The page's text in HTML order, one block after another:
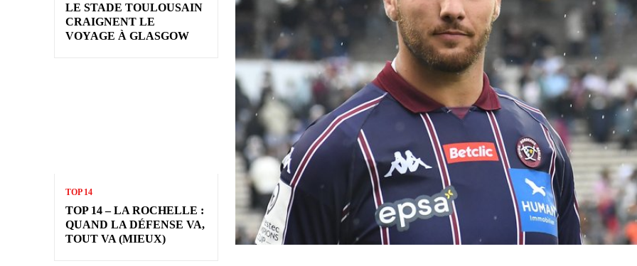
LE STADE TOULOUSAIN
CRAIGNENT LE
VOYAGE À GLASGOW
TOP 14
TOP 14 – LA ROCHELLE :
QUAND LA DÉFENSE VA,
TOUT VA (MIEUX)